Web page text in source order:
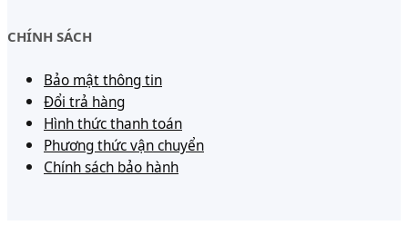
CHÍNH SÁCH
Bảo mật thông tin
Đổi trả hàng
Hình thức thanh toán
Phương thức vận chuyển
Chính sách bảo hành